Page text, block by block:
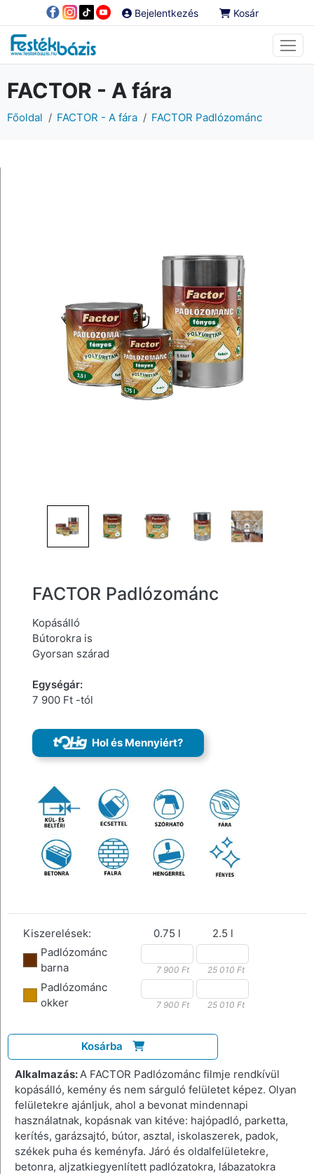
Bejelentkezés Kosár
FACTOR - A fára
Főoldal FACTOR - A fára FACTOR Padlózománc
FACTOR Padlózománc
Kopásálló
Bútorokra is
Gyorsan szárad
Egységár:
7 900 Ft -tól
Hol és Mennyiért?
Kiszerelések: 0.75 l
2.5 l
Padlózománc
barna
7 900 Ft 25 010 Ft
Padlózománc
okker
7 900 Ft 25 010 Ft
Kosárba
Alkalmazás:A FACTOR Padlózománc filmje rendkívül
kopásálló, kemény és nem sárguló felületet képez. Olyan
felületekre ajánljuk, ahol a bevonat mindennapi
használatnak, kopásnak van kitéve: hajópadló, parketta,
kerítés, garázsajtó, bútor, asztal, iskolaszerek, padok,
székek puha és keményfa. Járó és oldalfelületekre,
betonra, aljzatkiegyenlített padlózatokra, lábazatokra